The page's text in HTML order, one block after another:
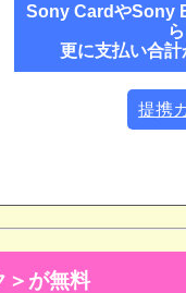
Sony CardやSony
ら
更に支払い合計
提携
＞が無料